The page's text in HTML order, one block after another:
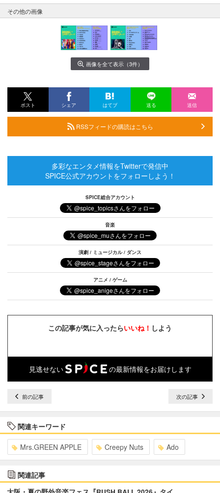
その他の画像
画像を全て表示（3件）
ポスト シェア はてブ 送る 送信
RSSフィードの購読はこちら
多彩なエンタメ情報をTwitterで発信中
SPICE公式アカウントをフォローしよう！
SPICE総合アカウント
音楽
演劇 / ミュージカル / ダンス
アニメ / ゲーム
この記事が気に入ったらいいね！ しよう
見逃せない の最新情報をお届けします
前の記事 次の記事
関連キーワード
Mrs.GREEN APPLE Creepy Nuts Ado
関連記事